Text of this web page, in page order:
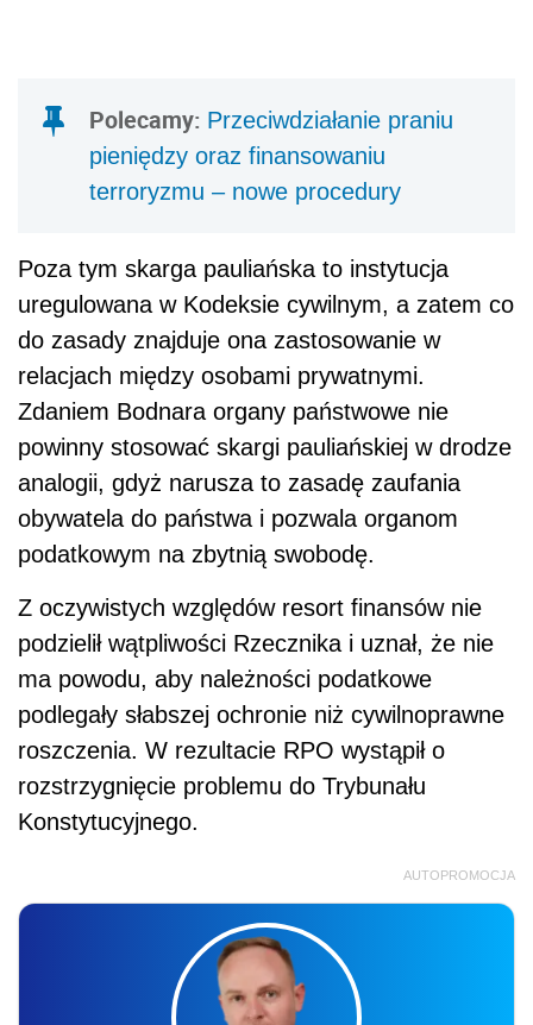
Polecamy: Przeciwdziałanie praniu
pieniędzy oraz finansowaniu
terroryzmu – nowe procedury
Poza tym skarga pauliańska to instytucja
uregulowana w Kodeksie cywilnym, a zatem co
do zasady znajduje ona zastosowanie w
relacjach między osobami prywatnymi.
Zdaniem Bodnara organy państwowe nie
powinny stosować skargi pauliańskiej w drodze
analogii, gdyż narusza to zasadę zaufania
obywatela do państwa i pozwala organom
podatkowym na zbytnią swobodę.
Z oczywistych względów resort finansów nie
podzielił wątpliwości Rzecznika i uznał, że nie
ma powodu, aby należności podatkowe
podlegały słabszej ochronie niż cywilnoprawne
roszczenia. W rezultacie RPO wystąpił o
rozstrzygnięcie problemu do Trybunału
Konstytucyjnego.
AUTOPROMOCJA